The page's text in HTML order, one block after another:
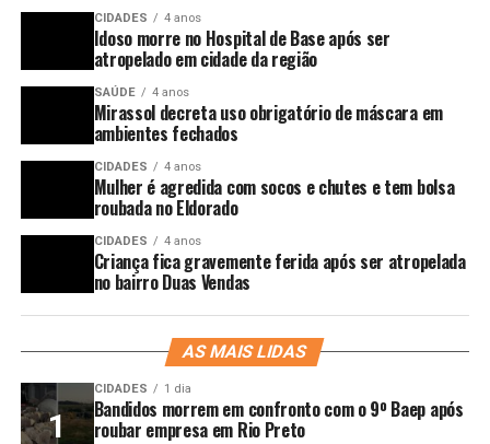
CIDADES 4 anos
Idoso morre no Hospital de Base após ser
atropelado em cidade da região
SAÚDE 4 anos
Mirassol decreta uso obrigatório de máscara em
ambientes fechados
CIDADES 4 anos
Mulher é agredida com socos e chutes e tem bolsa
roubada no Eldorado
CIDADES 4 anos
Criança fica gravemente ferida após ser atropelada
no bairro Duas Vendas
AS MAIS LIDAS
CIDADES 1 dia
Bandidos morrem em confronto com o 9º Baep após
roubar empresa em Rio Preto